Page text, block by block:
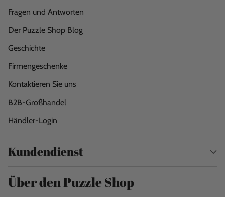
Fragen und Antworten
Der Puzzle Shop Blog
Geschichte
Firmengeschenke
Kontaktieren Sie uns
B2B-Großhandel
Händler-Login
Kundendienst
Über den Puzzle Shop